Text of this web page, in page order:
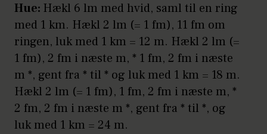
Hue: Hækl 6 lm med hvid, saml til en ring
med 1 km. Hækl 2 lm (= 1 fm), 11 fm om
ringen, luk med 1 km = 12 m. Hækl 2 lm (=
1 fm), 2 fm i næste m, * 1 fm, 2 fm i næste
m *, gent fra * til * og luk med 1 km = 18 m.
Hækl 2 lm (= 1 fm), 1 fm, 2 fm i næste m, *
2 fm, 2 fm i næste m *, gent fra * til *, og
luk med 1 km = 24 m.